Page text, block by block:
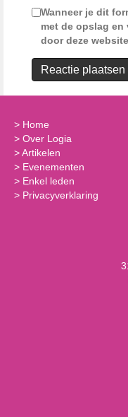
Wanneer je dit
met de opslag en
door deze
> Home
> Over Logia
>Artikelen
> Evenementen
> Enkel leden
> Privacyverklaring